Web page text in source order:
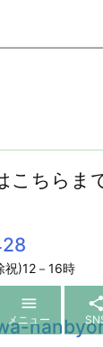
こちらま
)12－16時

メニュー
